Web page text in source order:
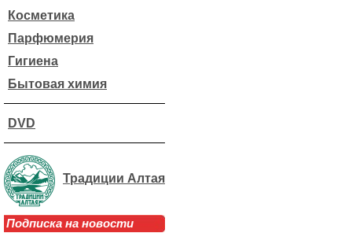
Косметика
Парфюмерия
Гигиена
Бытовая химия
DVD
Традиции Алтая
Подписка на новости